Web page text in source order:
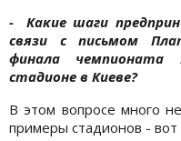
- Какие шаги
связи с письмом
финала чемпионата
стадионе в Киеве?
В этом вопросе много
примеры стадионов -